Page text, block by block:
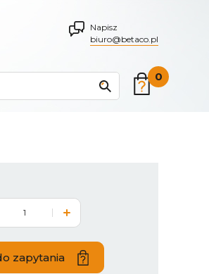
Napisz
biuro@betaco.pl
0
zapytania